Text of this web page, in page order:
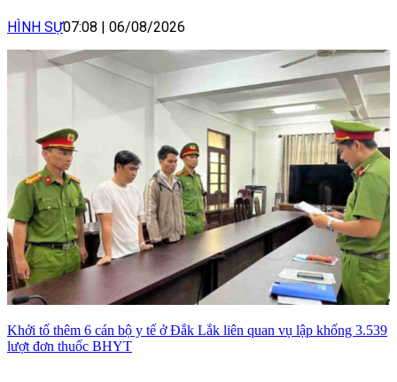
HÌNH SỰ07:08 06/08/2026
Khởi tố thêm 6 cán bộ y tế ở Đắk Lắk liên quan vụ lập khống 3.539
lượt đơn thuốc BHYT